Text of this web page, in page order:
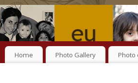
Home Photo Gallery Photo